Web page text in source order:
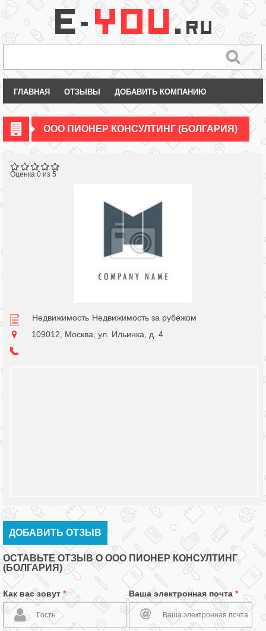
ГЛАВНАЯ ОТЗЫВЫ ДОБАВИТЬ КОМПАНИЮ
ООО ПИОНЕР КОНСУЛТИНГ (БОЛГАРИЯ)
Оценка 0 из 5
Недвижимость Недвижимость за рубежом
109012, Москва, ул. Ильинка, д. 4
ДОБАВИТЬ ОТЗЫВ
ОСТАВЬТЕ ОТЗЫВ О ООО ПИОНЕР КОНСУЛТИНГ
(БОЛГАРИЯ)
Как вас зовут * Ваша электронная почта *